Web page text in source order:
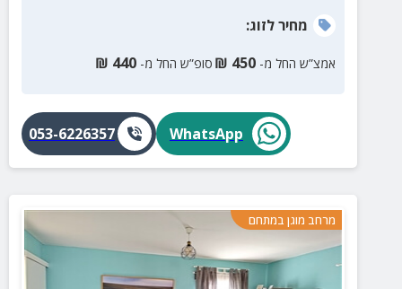
מחירלזוג:
אמצ”ש החל מ- 450
₪ סופ”ש החל מ- 440
₪
WhatsApp
053-6226357
מרחב מוגן במתחם